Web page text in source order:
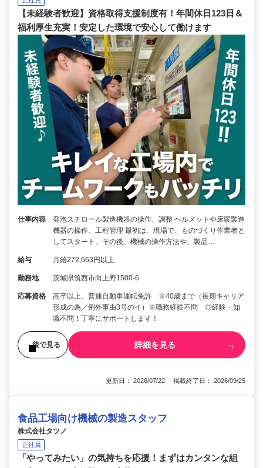
【未経験者歓迎】資格取得支援制度有！年間休日123日＆
福利厚生充実！安定した環境で安心して働けます
仕事内容
発泡スチロール製造機器の操作、調整 ヘルメットや床暖製造
機器の操作、工程管理 最初は、現場で、ものづくり作業者と
してスタート。その後、機械の操作方法や、製品…
給与 月給272,663円以上
勤務地 茨城県筑西市向上野1500-6
応募資格
高卒以上、普通自動車運転免許 ※40歳まで（長期キャリア
形成の為／例外事由3号のイ）※職務経験不問 ◎経験・知
識不問！丁寧にサポートします！
後で見る 詳細を見る
更新日： 2026/07/22 掲載終了日： 2026/09/25
食品工場向け機械の製造スタッフ
株式会社タツノ
正社員
「やってみたい」の気持ちを応援！まずはカンタンな組